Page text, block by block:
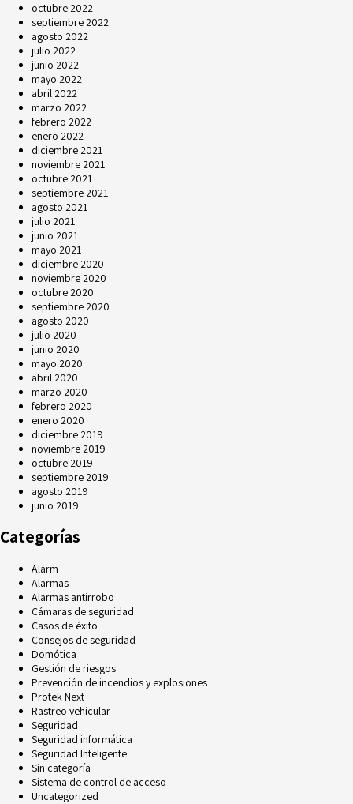
octubre 2022
septiembre 2022
agosto 2022
julio 2022
junio 2022
mayo 2022
abril 2022
marzo 2022
febrero 2022
enero 2022
diciembre 2021
noviembre 2021
octubre 2021
septiembre 2021
agosto 2021
julio 2021
junio 2021
mayo 2021
diciembre 2020
noviembre 2020
octubre 2020
septiembre 2020
agosto 2020
julio 2020
junio 2020
mayo 2020
abril 2020
marzo 2020
febrero 2020
enero 2020
diciembre 2019
noviembre 2019
octubre 2019
septiembre 2019
agosto 2019
junio 2019
Categorías
Alarm
Alarmas
Alarmas antirrobo
Cámaras de seguridad
Casos de éxito
Consejos de seguridad
Domótica
Gestión de riesgos
Prevención de incendios y explosiones
Protek Next
Rastreo vehicular
Seguridad
Seguridad informática
Seguridad Inteligente
Sin categoría
Sistema de control de acceso
Uncategorized